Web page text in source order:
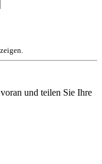
und teilen Sie Ihre